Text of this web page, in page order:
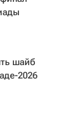
шайб
2026